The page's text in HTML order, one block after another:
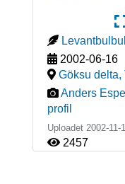
Levantbulbul
2002-06-16
Göksu delta,
Anders
profil
Uploadet 2002-11-
2457